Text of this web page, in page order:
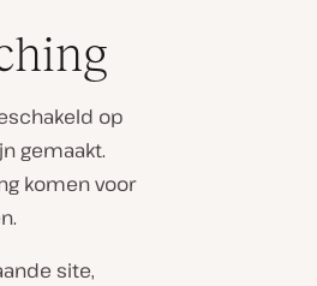
op
gemaakt.
komen voor
site,